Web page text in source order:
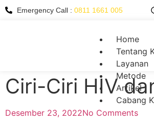
Emergency Call : 0811 1661 005
Home
Tentang
Layanan
Metode
Artikel
Cabang
Ciri-Ciri HIV
Desember 23, 2022No Comments